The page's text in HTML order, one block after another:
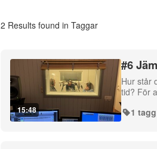
2 Results found in Taggar
15:48
#6
Hur står
tid? För
1 tagg